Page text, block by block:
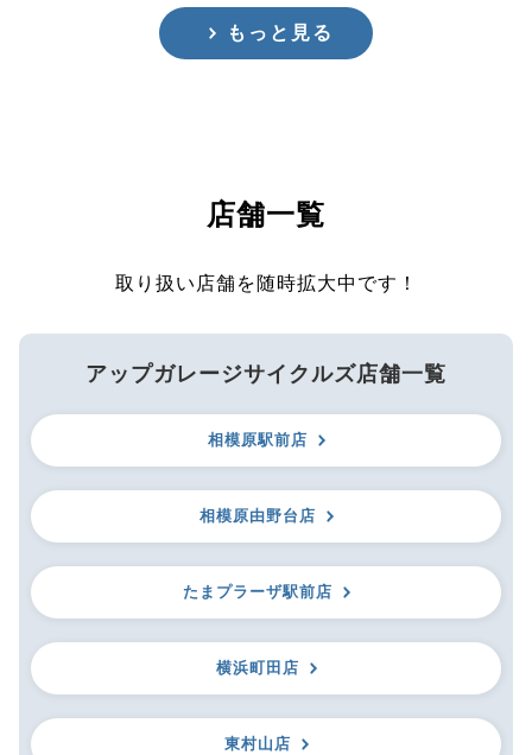
もっと見る
店舗一覧
取り扱い店舗を随時拡大中です！
アップガレージサイクルズ店舗一覧
相模原駅前店
相模原由野台店
たまプラーザ駅前店
横浜町田店
東村山店